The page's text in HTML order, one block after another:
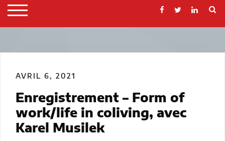
TOGGLE MOBILE MENU
AVRIL 6, 2021
Enregistrement – Form of
work/life in coliving, avec
Karel Musilek